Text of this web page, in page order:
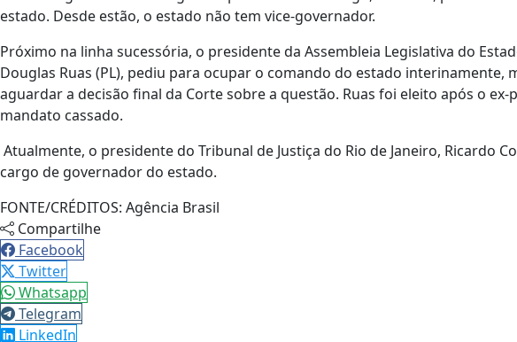
estado. Desde estão, o estado não tem vice-governador.
Próximo na linha sucessória, o presidente da Assembleia Legislativa do
Douglas Ruas (PL), pediu para ocupar o comando do estado interinamente,
aguardar a decisão final da Corte sobre a questão. Ruas foi eleito após o
mandato cassado.
Atualmente, o presidente do Tribunal de Justiça do Rio de Janeiro, Ricardo
cargo de governador do estado.
FONTE/CRÉDITOS: Agência Brasil
Compartilhe
Facebook
Twitter
Whatsapp
Telegram
LinkedIn